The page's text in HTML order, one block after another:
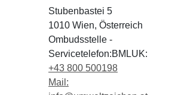
Stubenbastei 5
1010 Wien, Österreich
Ombudsstelle -
Servicetelefon:BMLUK:
+43 800 500198
Mail: